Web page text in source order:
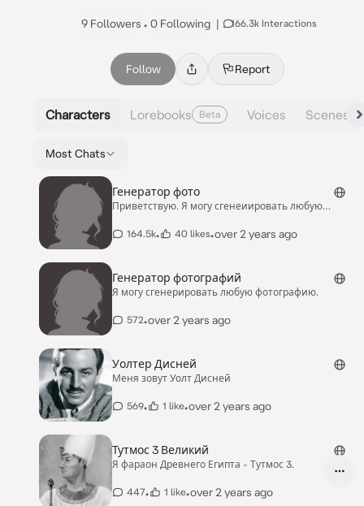
9 Followers • 0 Following | 166.3k Interactions
Follow Report
Characters Lorebooks Beta Voices Scenes
Most Chats
Генератор фото
Приветствую. Я могу сгенеиировать любую
164.5k• 40 likes•over 2 years ago
Генератор фотографий
Я могу сгенерировать любую фотографию.
572•over 2 years ago
Уолтер Дисней
Меня зовут Уолт Дисней
569• 1 like•over 2 years ago
Тутмос 3 Великий
Я фараон Древнего Египта - Тутмос 3.
447• 1 like•over 2 years ago